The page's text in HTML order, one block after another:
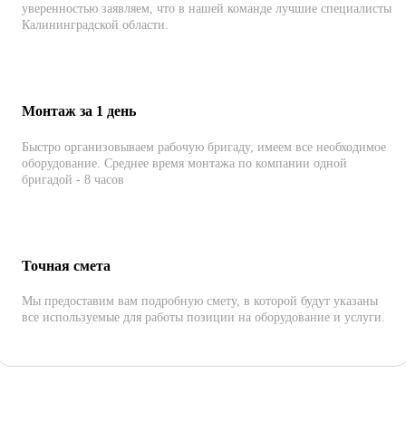
уверенностью заявляем, что в нашей команде лучшие специалисты
Калининградской области.
Монтаж за 1 день
Быстро организовываем рабочую бригаду, имеем все необходимое
оборудование. Среднее время монтажа по компании одной
бригадой - 8 часов
Точная смета
Мы предоставим вам подробную смету, в которой будут указаны
все используемые для работы позиции на оборудование и услуги.